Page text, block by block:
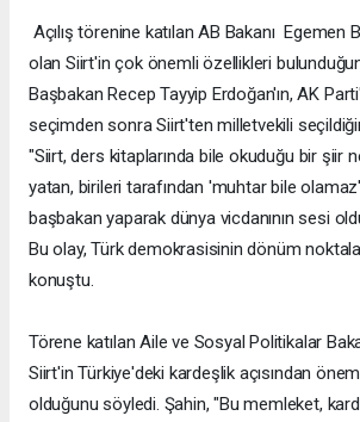
Açılış törenine katılan AB Bakanı Egemen
olan Siirt'in çok önemli özellikleri
Başbakan Recep Tayyip Erdoğan'ın, AK
seçimden sonra Siirt'ten milletvekili
"Siirt, ders kitaplarında bile okuduğu bir şiir
yatan, birileri tarafından 'muhtar bile
başbakan yaparak dünya vicdanının sesi
Bu olay, Türk demokrasisinin dönüm
konuştu.
Törene katılan Aile ve Sosyal Politikalar
Siirt'in Türkiye'deki kardeşlik açısından
olduğunu söyledi. Şahin, "Bu memleket,